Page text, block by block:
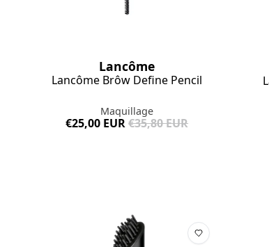
Lancôme
Lancôme Brôw Define Pencil
Maquillage
€25,00 EUR€35,80 EUR